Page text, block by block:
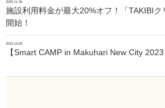
2023.11.30
施設利用料金が最大20%オフ！「TAKIBIク
開始！
2023.10.05
【Smart CAMP in Makuhari New City